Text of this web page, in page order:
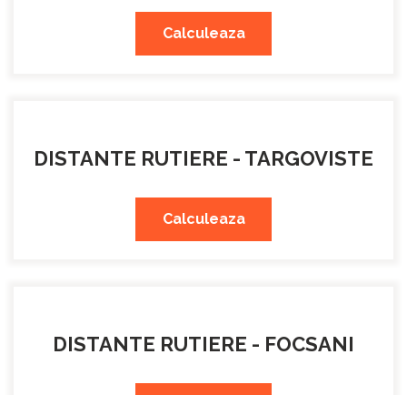
Calculeaza
DISTANTE RUTIERE - TARGOVISTE
Calculeaza
DISTANTE RUTIERE - FOCSANI